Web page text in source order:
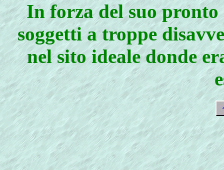
In forza del suo
soggetti a troppe
nel sito ideale donde